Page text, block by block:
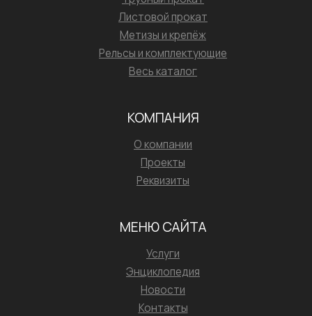
Листовой прокат
Метизы и крепёж
Рельсы и комплектующие
Весь каталог
КОМПАНИЯ
О компании
Проекты
Реквизиты
МЕНЮ САЙТА
Услуги
Энциклопедия
Новости
Контакты